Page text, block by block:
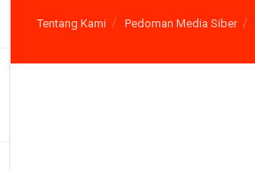
Tentang Kami Pedoman Media Siber